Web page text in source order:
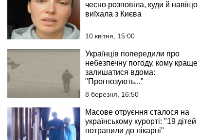
чесно розповіла, куди й навіщо
виїхала з Києва
10 квітня, 15:00
Українців попередили про
небезпечну погоду, кому краще
залишатися вдома:
"Прогнозують..."
8 березня, 16:50
Масове отруєння сталося на
українському курорті: "19 дітей
потрапили до лікарні"